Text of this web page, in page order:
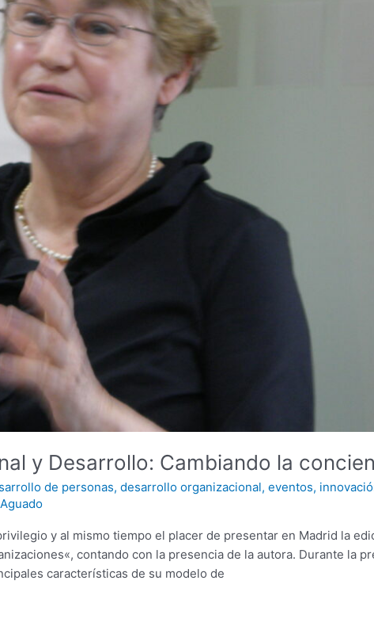
y Desarrollo: Cambiando la
de personas,desarrollo organizacional,eventos,
y al mismo tiempo el placer de presentar en Madrid la
contando con la presencia de la autora. Durante la
características de su modelo de